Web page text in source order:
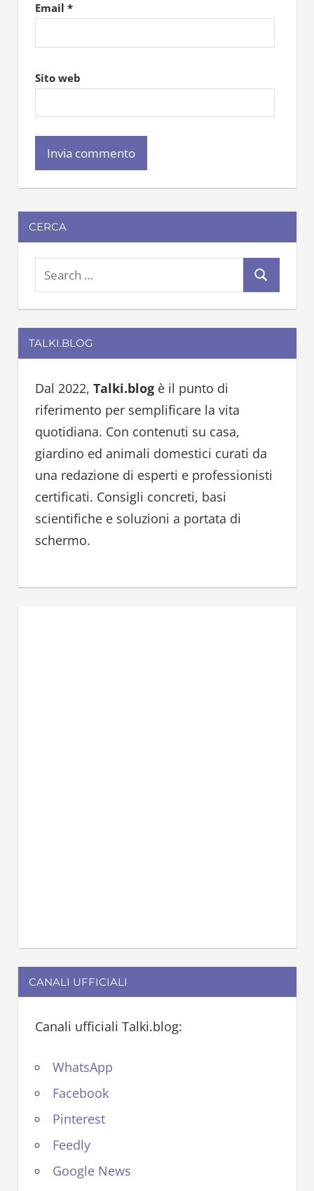
Email *
Sito web
CERCA
e
a
r
c
f
o
r
:
e
a
TALKI.BLOG
Dal 2022, Talki.blogè il punto di
riferimento per semplificare la vita
quotidiana. Con contenuti su casa,
giardino ed animali domestici curati da
una redazione di esperti e professionisti
certificati. Consigli concreti, basi
scientifiche e soluzioni a portata di
schermo.
CANALI UFFICIALI
Canali ufficiali Talki.blog:
WhatsApp
Facebook
Pinterest
Feedly
Google News